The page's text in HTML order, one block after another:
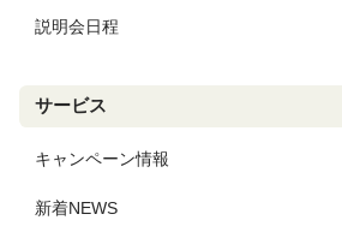
説明会日程
サービス
キャンペーン情報
新着NEWS